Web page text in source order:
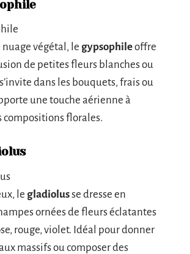
végétal, le gypsophileoffre
de petites fleurs blanches ou
dans les bouquets, frais ou
une touche aérienne à
compositions florales.
le gladiolusse dresse en
ornées de fleurs éclatantes
rouge, violet. Idéal pour donner
massifs ou composer des